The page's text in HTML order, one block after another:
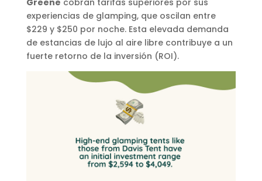
Greene cobran tarifas superiores por sus
experiencias de glamping, que oscilan entre
$229 y $250 por noche. Esta elevada demanda
de estancias de lujo al aire libre contribuye a un
fuerte retorno de la inversión (ROI).